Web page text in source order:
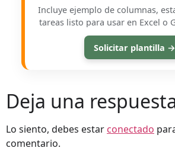
Incluye ejemplo de columnas,
tareas listo para usar en Excel o
Solicitar plantilla →
Deja una
Lo siento, debes estar conectado
comentario.